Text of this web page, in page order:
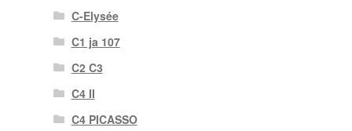
C-Elysée
C1 ja 107
C2 C3
C4 II
C4 PICASSO